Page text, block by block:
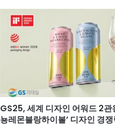
GS25, 세계 디자인 어워드 2관
뇽레몬블랑하이볼’ 디자인 경